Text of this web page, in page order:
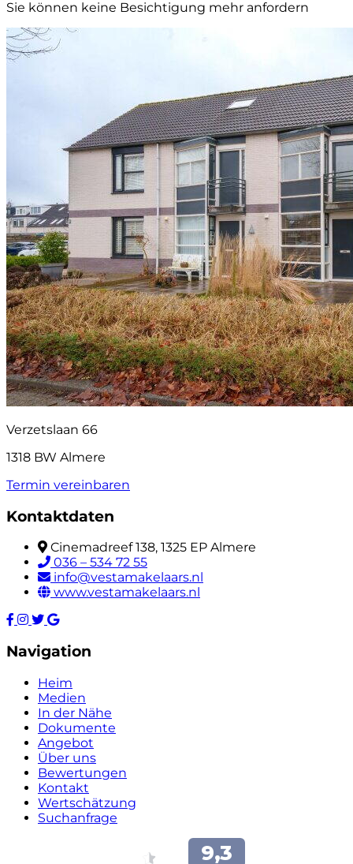
Sie können keine Besichtigung mehr anfordern
Verzetslaan 66
1318 BW Almere
Termin vereinbaren
Kontaktdaten
Cinemadreef 138, 1325 EP Almere
036 – 534 72 55
info@vestamakelaars.nl
www.vestamakelaars.nl
Navigation
Heim
Medien
In der Nähe
Dokumente
Angebot
Über uns
Bewertungen
Kontakt
Wertschätzung
Suchanfrage